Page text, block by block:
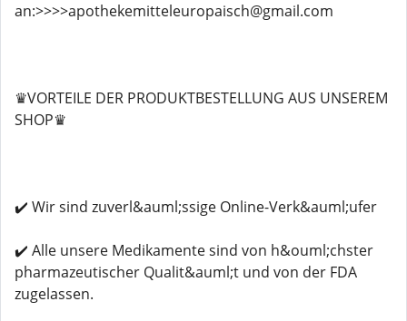
an:>>>>apothekemitteleuropaisch@gmail.com
♛VORTEILE DER PRODUKTBESTELLUNG AUS UNSEREM
SHOP♛
✔️ Wir sind zuverl&auml;ssige Online-Verk&auml;ufer
✔️ Alle unsere Medikamente sind von h&ouml;chster
pharmazeutischer Qualit&auml;t und von der FDA
zugelassen.